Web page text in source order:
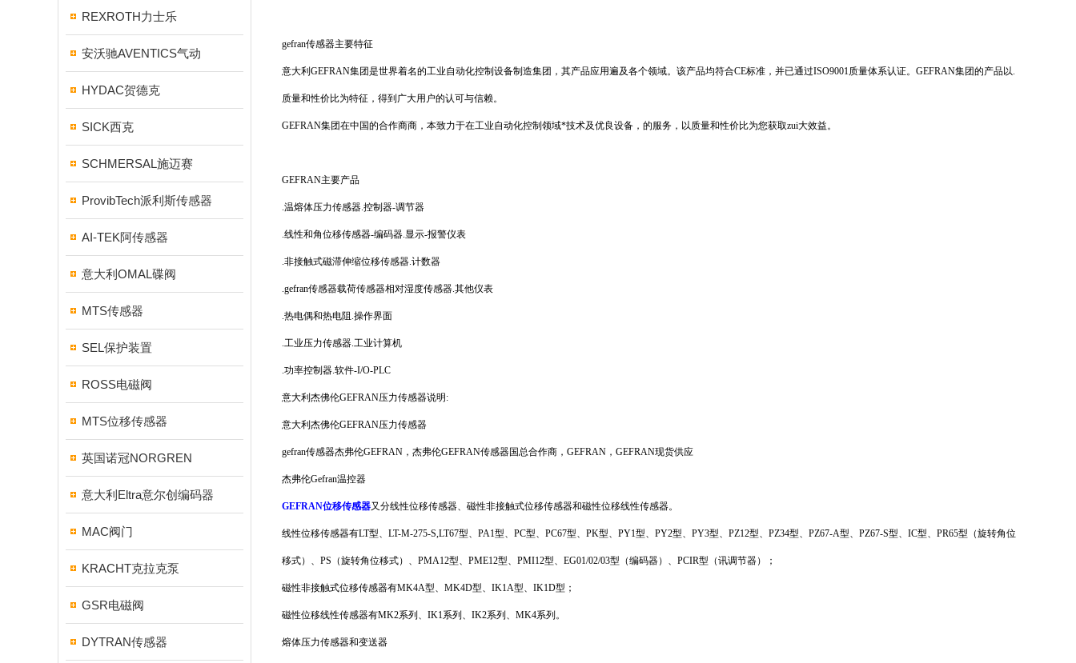
REXROTH力士乐
安沃驰AVENTICS气动
HYDAC贺德克
SICK西克
SCHMERSAL施迈赛
ProvibTech派利斯传感器
AI-TEK阿传感器
意大利OMAL碟阀
MTS传感器
SEL保护装置
ROSS电磁阀
MTS位移传感器
英国诺冠NORGREN
意大利Eltra意尔创编码器
MAC阀门
KRACHT克拉克泵
GSR电磁阀
DYTRAN传感器
gefran传感器主要特征
意大利GEFRAN集团是世界着名的工业自动化控制设备制造集团，其产品应用遍及各个领域。该产品均符合CE标准，并已通过ISO9001质量体系认证。GEFRAN集团的产品以.
质量和性价比为特征，得到广大用户的认可与信赖。
GEFRAN集团在中国的合作商商，本致力于在工业自动化控制领域*技术及优良设备，的服务，以质量和性价比为您获取zui大效益。
GEFRAN主要产品
.温熔体压力传感器.控制器-调节器
.线性和角位移传感器-编码器.显示-报警仪表
.非接触式磁滞伸缩位移传感器.计数器
.gefran传感器载荷传感器相对湿度传感器.其他仪表
.热电偶和热电阻.操作界面
.工业压力传感器.工业计算机
.功率控制器.软件-I/O-PLC
意大利杰佛伦GEFRAN压力传感器说明:
意大利杰佛伦GEFRAN压力传感器
gefran传感器杰弗伦GEFRAN，杰弗伦GEFRAN传感器国总合作商，GEFRAN，GEFRAN现货供应
杰弗伦Gefran温控器
GEFRAN位移传感器又分线性位移传感器、磁性非接触式位移传感器和磁性位移线性传感器。
线性位移传感器有LT型、LT-M-275-S,LT67型、PA1型、PC型、PC67型、PK型、PY1型、PY2型、PY3型、PZ12型、PZ34型、PZ67-A型、PZ67-S型、IC型、PR65型（旋转角位
移式）、PS（旋转角位移式）、PMA12型、PME12型、PMI12型、EG01/02/03型（编码器）、PCIR型（讯调节器）；
磁性非接触式位移传感器有MK4A型、MK4D型、IK1A型、IK1D型；
磁性位移线性传感器有MK2系列、IK1系列、IK2系列、MK4系列。
熔体压力传感器和变送器